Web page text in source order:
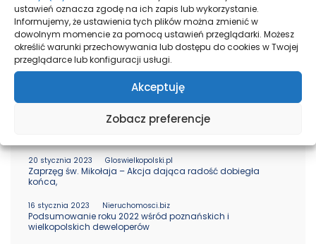
ustawień oznacza zgodę na ich zapis lub wykorzystanie.
Informujemy, że ustawienia tych plików można zmienić w
dowolnym momencie za pomocą ustawień przeglądarki. Możesz
określić warunki przechowywania lub dostępu do cookies w Twojej
przeglądarce lub konfiguracji usługi.
Akceptuję
Zobacz preferencje
24 marca 2023
Mieszkanie na START
28 lutego 2023 Epoznan.pl
Zamieszkaj tu
facebook
Energa Basket Liga Kobiet Agrobex
facebook
20 stycznia 2023 Gloswielkopolski.pl
Zaprzęg św. Mikołaja – Akcja dająca radość dobiegła
końca,
16 stycznia 2023 Nieruchomosci.biz
Podsumowanie roku 2022 wśród poznańskich i
wielkopolskich deweloperów